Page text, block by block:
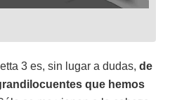
3 es, sin lugar a dudas, de
que hemos